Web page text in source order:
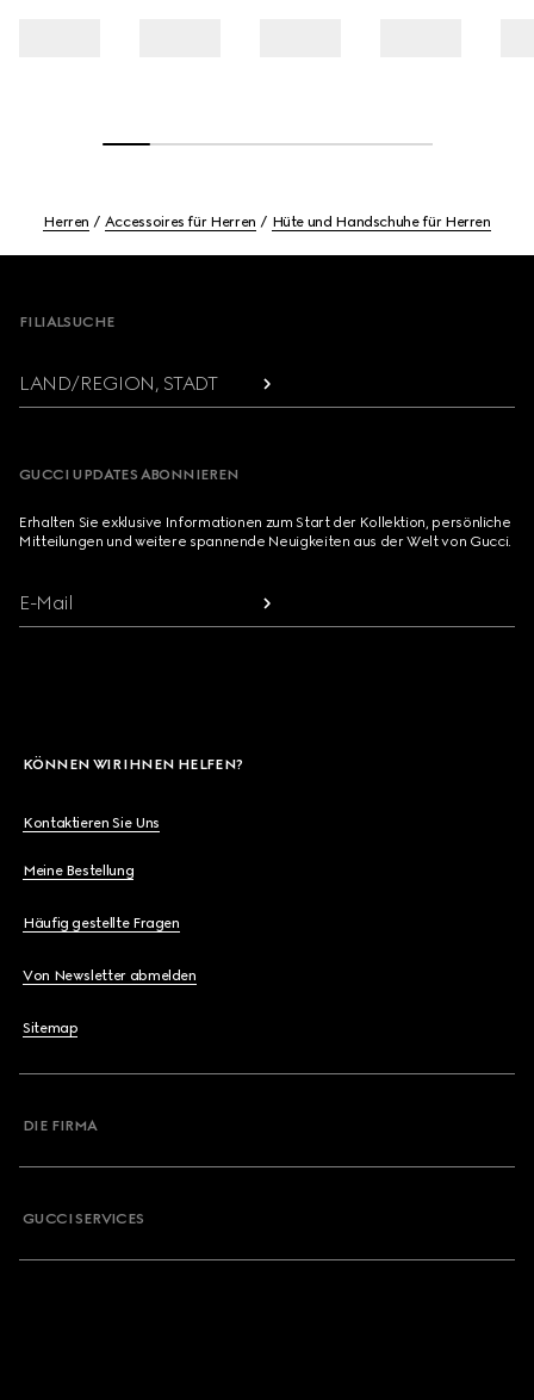
Herren Accessoires für Herren Hüte und Handschuhe für Herren
FILIALSUCHE
LAND/REGION, STADT
GUCCI UPDATES ABONNIEREN
Erhalten Sie exklusive Informationen zum Start der Kollektion, persönliche
Mitteilungen und weitere spannende Neuigkeiten aus der Welt von Gucci.
E-Mail
KÖNNEN WIR IHNEN HELFEN?
Kontaktieren Sie Uns
Meine Bestellung
Häufig gestellte Fragen
Von Newsletter abmelden
Sitemap
DIE FIRMA
GUCCI SERVICES